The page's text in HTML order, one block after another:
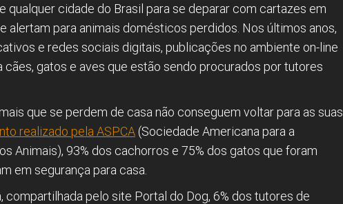
qualquer cidade do Brasil para se deparar com cartazes em
alertam para animais domésticos perdidos. Nos últimos anos,
e redes sociais digitais, publicações no ambiente on-line
gatos e aves que estão sendo procurados por tutores
que se perdem de casa não conseguem voltar para as suas
realizado pela ASPCA(Sociedade Americana para a
Animais), 93% dos cachorros e 75% dos gatos que foram
em segurança para casa.
compartilhada pelo site Portal do Dog, 6% dos tutores de